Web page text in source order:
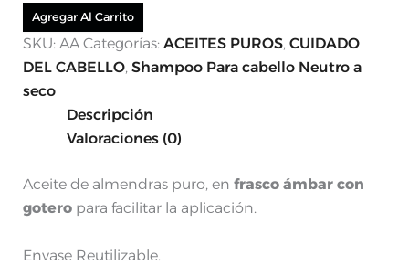
Agregar Al Carrito
SKU: AA Categorías: ACEITES PUROS, CUIDADO
DEL CABELLO, Shampoo Para cabello Neutro a
seco
Descripción
Valoraciones (0)
Aceite de almendras puro, en frasco ámbar con
goteropara facilitar la aplicación.
Envase Reutilizable.